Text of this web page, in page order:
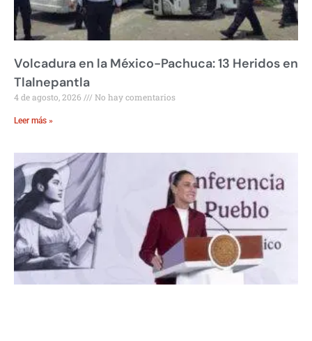
Volcadura en la México-Pachuca: 13 Heridos en
Tlalnepantla
4 de agosto, 2026 No hay comentarios
Leer más »